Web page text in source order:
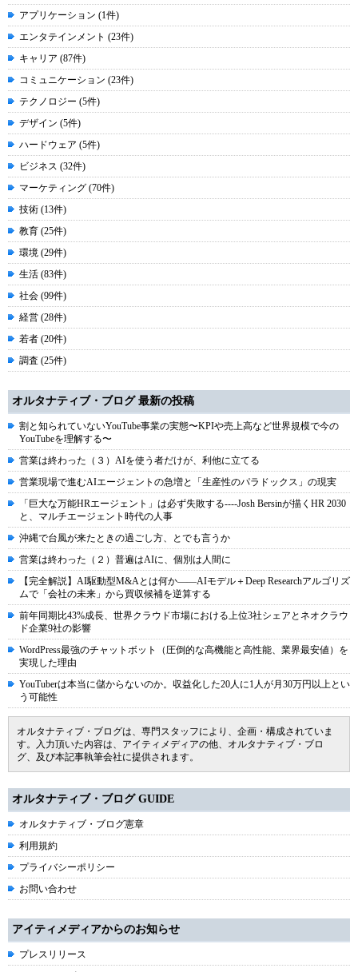
アプリケーション (1件)
エンタテインメント (23件)
キャリア (87件)
コミュニケーション (23件)
テクノロジー (5件)
デザイン (5件)
ハードウェア (5件)
ビジネス (32件)
マーケティング (70件)
技術 (13件)
教育 (25件)
環境 (29件)
生活 (83件)
社会 (99件)
経営 (28件)
若者 (20件)
調査 (25件)
オルタナティブ・ブログ 最新の投稿
割と知られていないYouTube事業の実態〜KPIや売上高など世界規模で今の
YouTubeを理解する〜
営業は終わった（３）AIを使う者だけが、利他に立てる
営業現場で進むAIエージェントの急増と「生産性のパラドックス」の現実
「巨大な万能HRエージェント」は必ず失敗する----Josh Bersinが描くHR 2030
と、マルチエージェント時代の人事
沖縄で台風が来たときの過ごし方、とでも言うか
営業は終わった（２）普遍はAIに、個別は人間に
【完全解説】AI駆動型M&Aとは何か――AIモデル＋Deep Researchアルゴリズ
ムで「会社の未来」から買収候補を逆算する
前年同期比43%成長、世界クラウド市場における上位3社シェアとネオクラウ
ド企業9社の影響
WordPress最強のチャットボット（圧倒的な高機能と高性能、業界最安値）を
実現した理由
YouTuberは本当に儲からないのか。収益化した20人に1人が月30万円以上とい
う可能性
オルタナティブ・ブログは、専門スタッフにより、企画・構成されていま
す。入力頂いた内容は、アイティメディアの他、オルタナティブ・ブロ
グ、及び本記事執筆会社に提供されます。
オルタナティブ・ブログ GUIDE
オルタナティブ・ブログ憲章
利用規約
プライバシーポリシー
お問い合わせ
アイティメディアからのお知らせ
プレスリリース